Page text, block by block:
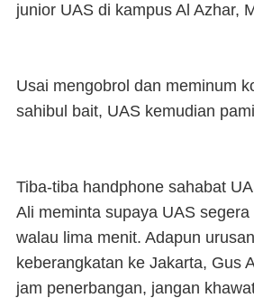
junior UAS di kampus Al Azhar,
Usai mengobrol dan meminum
sahibul bait, UAS kemudian
Tiba-tiba handphone sahabat
Ali meminta supaya UAS
walau lima menit. Adapun
keberangkatan ke Jakarta, Gus
jam penerbangan, jangan